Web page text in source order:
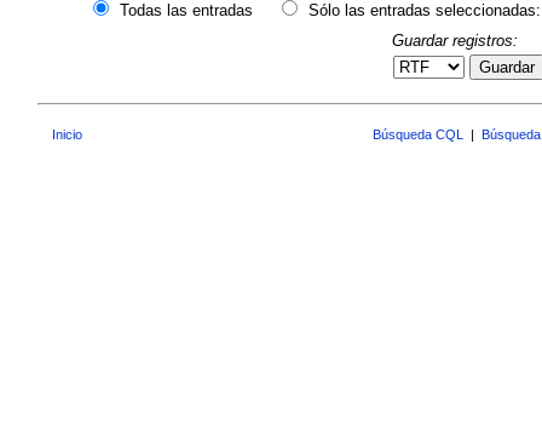
Todas las entradas
Sólo las entradas seleccionadas:
Guardar registros:
Guardar
Inicio Búsqueda CQL